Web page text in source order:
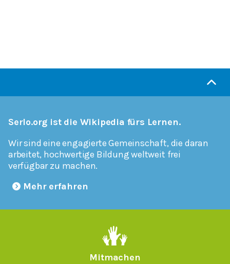
Serlo.org ist die Wikipedia fürs Lernen.
Wir sind eine engagierte Gemeinschaft, die daran
arbeitet, hochwertige Bildung weltweit frei
verfügbar zu machen.
Mehr erfahren
Mitmachen